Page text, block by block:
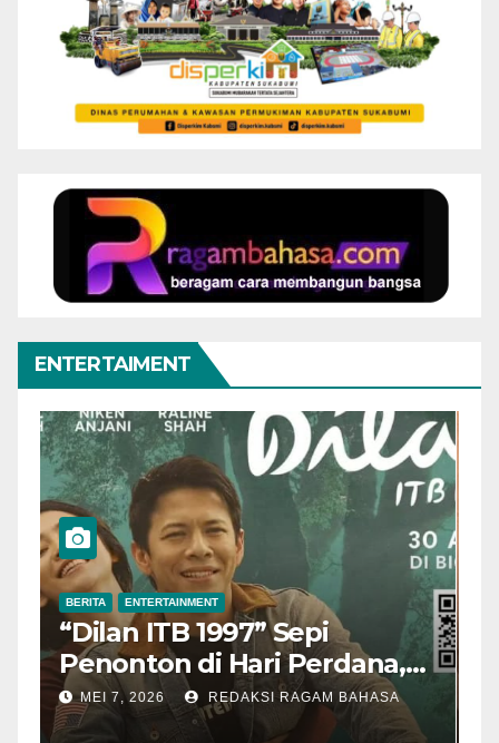
ENTERTAIMENT
BERITA ENTERTAINMENT
“Dilan ITB 1997” Sepi
Penonton di Hari Perdana,
Pengamat Nilai Cerita
Kurang Kuat
MEI 7, 2026 REDAKSI RAGAM BAHASA